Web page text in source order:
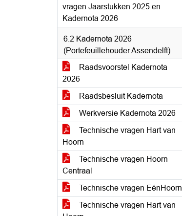
vragen Jaarstukken 2025 en
Kadernota 2026
6.2 Kadernota 2026
(Portefeuillehouder Assendelft)
Raadsvoorstel Kadernota
2026
Raadsbesluit Kadernota
Werkversie Kadernota 2026
Technische vragen Hart van
Hoorn
Technische vragen Hoorn
Centraal
Technische vragen EénHoorn
Technische vragen Hart van